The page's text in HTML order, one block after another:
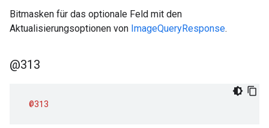
Bitmasken für das optionale Feld mit den
Aktualisierungsoptionen von ImageQueryResponse.
@313
@313